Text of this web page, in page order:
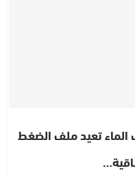
تعيد ملف الضغط